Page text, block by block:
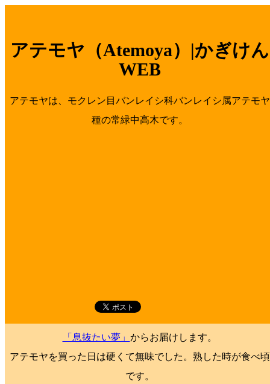
アテモヤ（Atemoya）|かぎけん
WEB
アテモヤは、モクレン目バンレイシ科バンレイシ属アテモヤ
種の常緑中高木です。
「息抜たい夢」 からお届けします。
アテモヤを買った日は硬くて無味でした。熟した時が食べ頃
です。